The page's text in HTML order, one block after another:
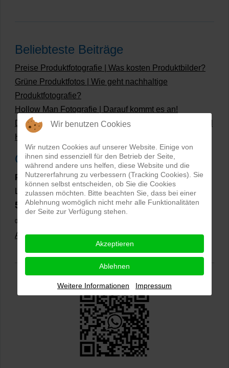
Beliebteste Beiträge
Preise Produktfotografie | Was kosten Produktbilder?
Grüne Produktfotos | Wie geht nachhaltige
Produktfotografie?
Hollow Man Fotografie | Darauf kommt es an!
Dateiformate und Bilder mit transparentem Hintergrund
Hollowman und Produktfotografie
Google Rezensionen
PRO-ducto GmbH, Fotografie und Bildbearbeitung in
Lichtenau
5,0⭐⭐⭐⭐⭐ bei144 Google-Rezensionen (Stand
02.01.2026)
Alle Rezensionen ansehen|Bewertung abgeben
Wir benutzen Cookies
Wir nutzen Cookies auf unserer Website. Einige von
ihnen sind essenziell für den Betrieb der Seite,
während andere uns helfen, diese Website und die
Nutzererfahrung zu verbessern (Tracking Cookies). Sie
können selbst entscheiden, ob Sie die Cookies
zulassen möchten. Bitte beachten Sie, dass bei einer
Ablehnung womöglich nicht mehr alle Funktionalitäten
der Seite zur Verfügung stehen.
Akzeptieren
Ablehnen
Weitere Informationen Impressum